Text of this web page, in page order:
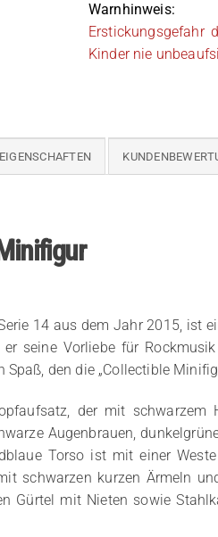
Warnhinweis:
Erstickungsgefahr
Kinder nie
14 aus dem Jahr 2015,
seine Vorliebe für
den die „Collectible
der mit
Augenbrauen,
Torso ist mit einer
mit schwarzen kurzen
Gürtel mit Nieten sowie